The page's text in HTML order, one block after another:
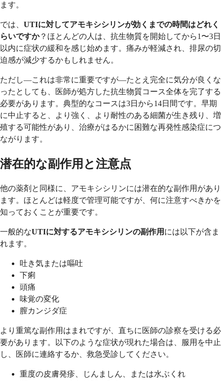
ます。
では、 UTIに対してアモキシシリンが効くまでの時間はどれく
らいですか？ほとんどの人は、抗生物質を開始してから1〜3日
以内に症状の緩和を感じ始めます。痛みが軽減され、排尿の切
迫感が減少するかもしれません。
ただし—これは非常に重要ですが—たとえ完全に気分が良くな
ったとしても、医師が処方した抗生物質コース全体を完了する
必要があります。典型的なコースは3日から14日間です。早期
に中止すると、より強く、より耐性のある細菌が生き残り、増
殖する可能性があり、治療がはるかに困難な再発性感染症につ
ながります。
潜在的な副作用と注意点
他の薬剤と同様に、アモキシシリンには潜在的な副作用があり
ます。ほとんどは軽度で管理可能ですが、何に注意すべきかを
知っておくことが重要です。
一般的なUTIに対するアモキシシリンの副作用 には以下が含ま
れます。
吐き気または嘔吐
下痢
頭痛
味覚の変化
膣カンジダ症
より重篤な副作用はまれですが、直ちに医師の診察を受ける必
要があります。以下のような症状が現れた場合は、服用を中止
し、医師に連絡するか、救急受診してください。
重度の皮膚発疹、じんましん、または水ぶくれ